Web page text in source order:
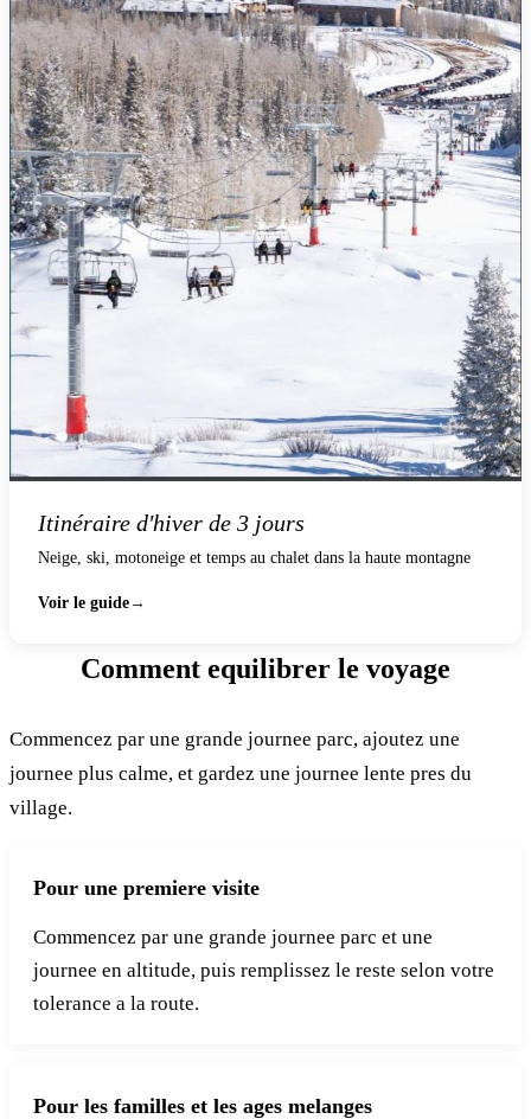
Itinéraire d'hiver de 3 jours
Neige, ski, motoneige et temps au chalet dans la haute montagne
Voir le guide
Comment equilibrer le voyage
Commencez par une grande journee parc, ajoutez une
journee plus calme, et gardez une journee lente pres du
village.
Pour une premiere visite
Commencez par une grande journee parc et une
journee en altitude, puis remplissez le reste selon votre
tolerance a la route.
Pour les familles et les ages melanges